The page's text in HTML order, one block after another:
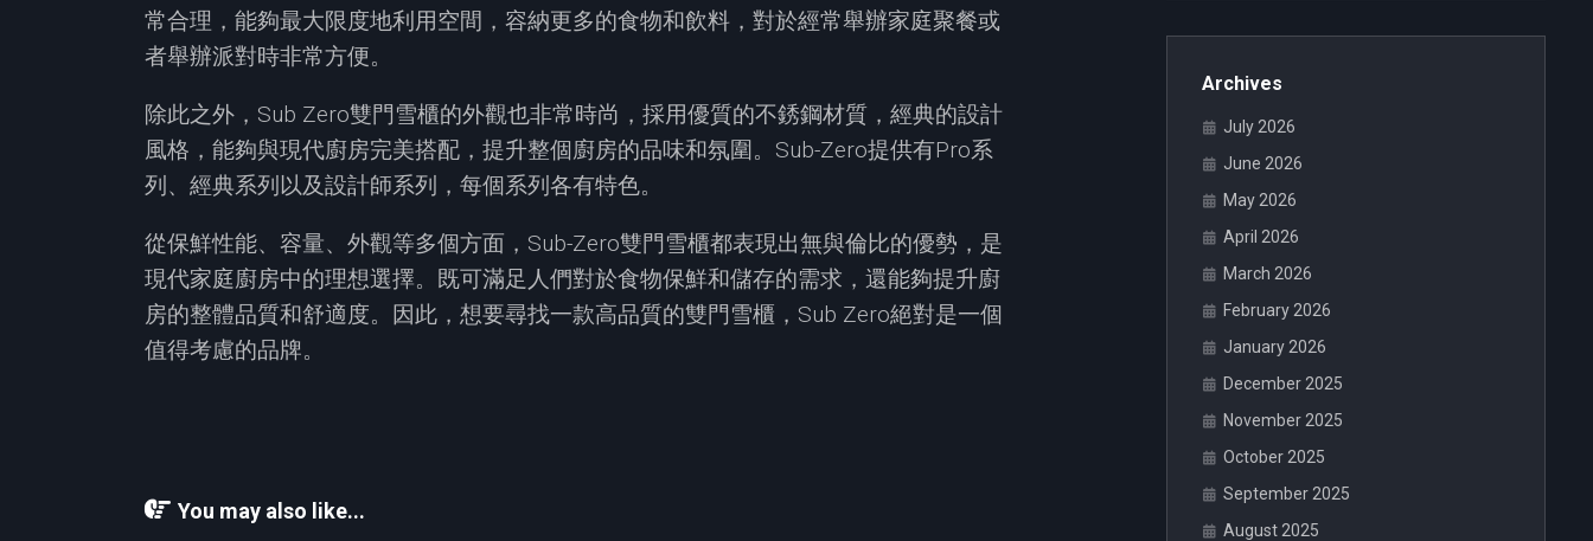
常合理，能夠最大限度地利用空間，容納更多的食物和飲料，對於經常舉辦家庭聚餐或
者舉辦派對時非常方便。
除此之外，Sub Zero雙門雪櫃的外觀也非常時尚，採用優質的不銹鋼材質，經典的設計
風格，能夠與現代廚房完美搭配，提升整個廚房的品味和氛圍。Sub-Zero提供有Pro系
列、經典系列以及設計師系列，每個系列各有特色。
從保鮮性能、容量、外觀等多個方面，Sub-Zero雙門雪櫃都表現出無與倫比的優勢，是
現代家庭廚房中的理想選擇。既可滿足人們對於食物保鮮和儲存的需求，還能夠提升廚
房的整體品質和舒適度。因此，想要尋找一款高品質的雙門雪櫃，Sub Zero絕對是一個
值得考慮的品牌。
You may also like...
Archives
July 2026
June 2026
May 2026
April 2026
March 2026
February 2026
January 2026
December 2025
November 2025
October 2025
September 2025
August 2025